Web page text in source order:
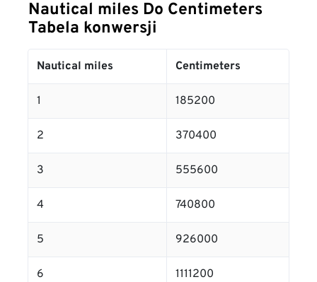
Nautical miles Do Centimeters
Tabela konwersji
Nautical miles Centimeters
1 185200
2 370400
3 555600
4 740800
5 926000
6 1111200